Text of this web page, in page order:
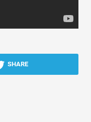
SHARE